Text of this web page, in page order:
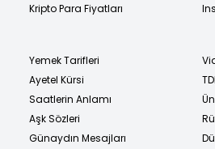
Kripto Para Fiyatları
Yemek Tarifleri
Ayetel Kürsi
Saatlerin Anlamı
Aşk Sözleri
Günaydın Mesajları